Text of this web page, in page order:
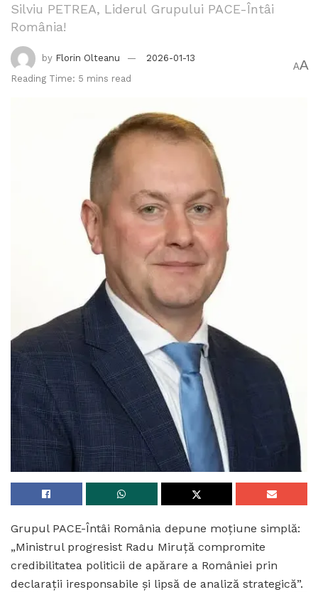
Silviu PETREA, Liderul Grupului PACE-Întâi
România!
by Florin Olteanu
2026-01-13
Reading Time: 5 mins read
AA
Grupul PACE-Întâi România depune moțiune simplă:
„Ministrul progresist Radu Miruță compromite
credibilitatea politicii de apărare a României prin
declarații iresponsabile și lipsă de analiză strategică”.